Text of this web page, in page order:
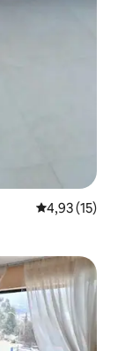
4,93 de uma
4,93 (15)